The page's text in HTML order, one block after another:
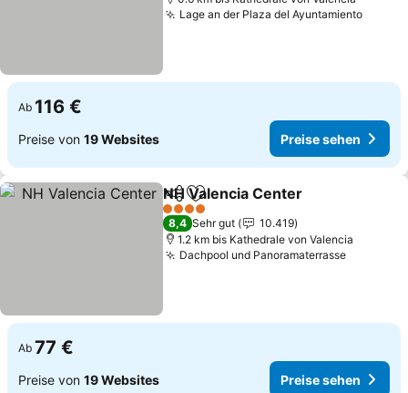
Lage an der Plaza del AyuntamientoPreise
Ab 116 €
Preise von 19 Websites Preise sehen
TeilenZu Favoriten hinzufügen
NH Valencia Center
4 Sterne
8,4 Sehr gut
10.419
1.2 km bis Kathedrale von Valencia
Dachpool und PanoramaterrassePreise
Ab 77 €
Preise von 19 Websites Preise sehen